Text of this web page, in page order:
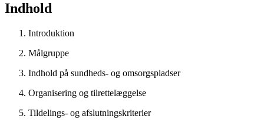
Indhold
Introduktion
Målgruppe
Indhold på sundheds- og omsorgspladser
Organisering og tilrettelæggelse
Tildelings- og afslutningskriterier